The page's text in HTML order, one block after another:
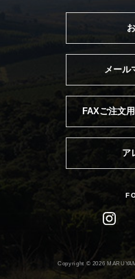
メール
FAXご注文
ア
Copyright © 2026